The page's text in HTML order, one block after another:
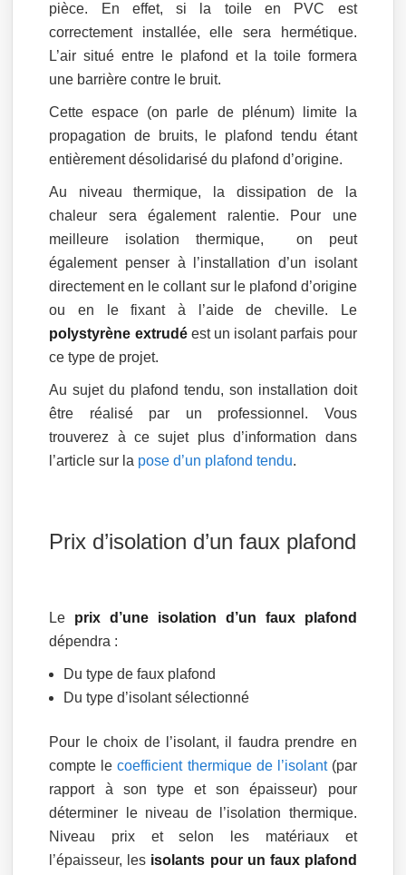
pièce. En effet, si la toile en PVC est
correctement installée, elle sera hermétique.
L’air situé entre le plafond et la toile formera
une barrière contre le bruit.
Cette espace (on parle de plénum) limite la
propagation de bruits, le plafond tendu étant
entièrement désolidarisé du plafond d’origine.
Au niveau thermique, la dissipation de la
chaleur sera également ralentie. Pour une
meilleure isolation thermique, on peut
également penser à l’installation d’un isolant
directement en le collant sur le plafond d’origine
ou en le fixant à l’aide de cheville. Le
polystyrène extrudéest un isolant parfais pour
ce type de projet.
Au sujet du plafond tendu, son installation doit
être réalisé par un professionnel. Vous
trouverez à ce sujet plus d’information dans
l’article sur la pose d’un plafond tendu.
Prix d’isolation d’un faux plafond
Le prix d’une isolation d’un faux plafond
dépendra :
Du type de faux plafond
Du type d’isolant sélectionné
Pour le choix de l’isolant, il faudra prendre en
compte lecoefficient thermique de l’isolant(par
rapport à son type et son épaisseur) pour
déterminer le niveau de l’isolation thermique.
Niveau prix et selon les matériaux et
l’épaisseur, les isolants pour un faux plafond